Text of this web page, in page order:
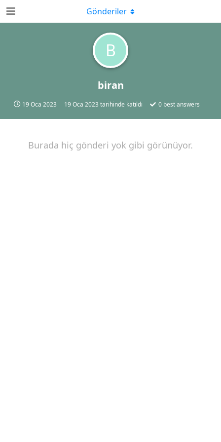
B
biran
19 Oca 2023 19 Oca 2023 tarihinde katıldı 0 best answers
Gönderiler
Burada hiç gönderi yok gibi görünüyor.